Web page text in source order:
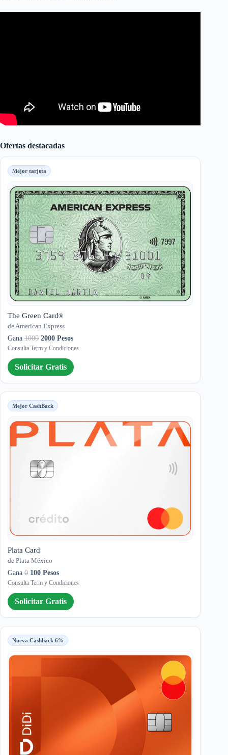
Ofertas destacadas
Mejor tarjeta
The Green Card®
de American Express
Gana 1000 2000 Pesos
Consulta Term y Condiciones
Solicitar Gratis
Mejor CashBack
Plata Card
de Plata México
Gana 0 100 Pesos
Consulta Term y Condiciones
Solicitar Gratis
Nueva Cashback 6%